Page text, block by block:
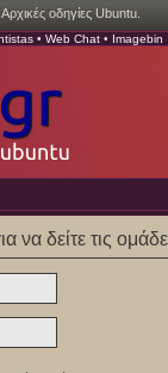
Αρχικές οδηγίες Ubuntu.
• Web Chat • Imagebin
να δείτε τις